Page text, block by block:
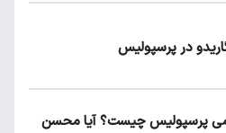
در پرسپولیس
پرسپولیس چیست؟ آیا محسن